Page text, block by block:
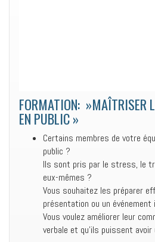
FORMATION: »MAÎTRISER
EN PUBLIC »
Certains membres de votre
public ?
Ils sont pris par le stress, le
eux-mêmes ?
Vous souhaitez les préparer
présentation ou un
Vous voulez améliorer leur
verbale et qu’ils puissent